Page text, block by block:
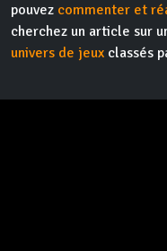
pouvez commenter et
cherchez un article sur
univers de jeux classés